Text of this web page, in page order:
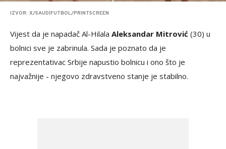
IZVOR: X/SAUDIFUTBOL/PRINTSCREEN
Vijest da je napadač Al-Hilala Aleksandar Mitrović (30) u
bolnici sve je zabrinula. Sada je poznato da je
reprezentativac Srbije napustio bolnicu i ono što je
najvažnije - njegovo zdravstveno stanje je stabilno.